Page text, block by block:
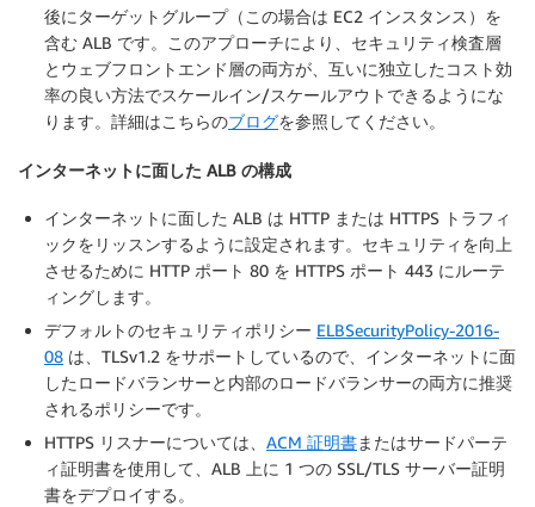
後にターゲットグループ（この場合は EC2 インスタンス）を
含む ALB です。このアプローチにより、セキュリティ検査層
とウェブフロントエンド層の両方が、互いに独立したコスト効
率の良い方法でスケールイン/スケールアウトできるようにな
ります。詳細はこちらのブログを参照してください。
インターネットに面した ALB の構成
インターネットに面した ALB は HTTP または HTTPS トラフィ
ックをリッスンするように設定されます。セキュリティを向上
させるために HTTP ポート 80 を HTTPS ポート 443 にルーテ
ィングします。
デフォルトのセキュリティポリシー ELBSecurityPolicy-2016-
08 は、TLSv1.2 をサポートしているので、インターネットに面
したロードバランサーと内部のロードバランサーの両方に推奨
されるポリシーです。
HTTPS リスナーについては、 ACM 証明書またはサードパーテ
ィ証明書を使用して、ALB 上に 1 つの SSL/TLS サーバー証明
書をデプロイする。